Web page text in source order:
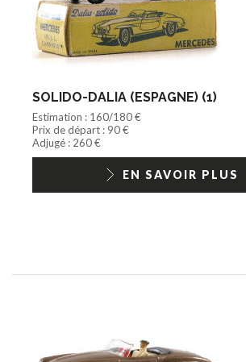
SOLIDO-DALIA (ESPAGNE) (1)
Estimation : 160/180 €
Prix de départ : 90 €
Adjugé : 260 €
EN SAVOIR PLUS